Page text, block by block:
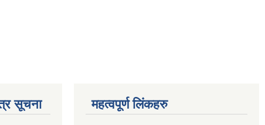
सूचना महत्वपूर्ण लिंकहरु